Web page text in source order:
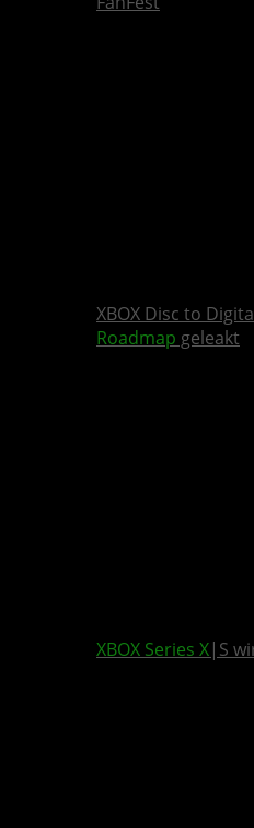
XBOX Disc to
Roadmap geleakt
XBOX Series X|S